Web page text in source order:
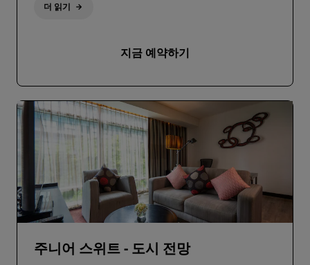
더 읽기
지금 예약하기
주니어 스위트 - 도시 전망